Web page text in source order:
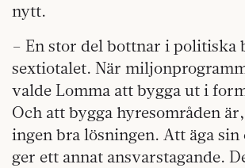
nytt.
– En stor del bottnar i politiska
sextiotalet. När
valde Lomma att bygga ut i
Och att bygga hyresområden
ingen bra lösningen. Att äga sin
ger ett annat ansvarstagande.